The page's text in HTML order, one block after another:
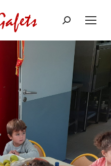
Recherche
: